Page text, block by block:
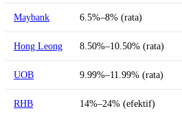
Maybank 6.5%–8% (rata)
Hong Leong 8.50%–10.50% (rata)
UOB 9.99%–11.99% (rata)
RHB 14%–24% (efektif)